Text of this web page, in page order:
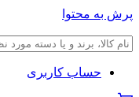
پرش به محتوا
حساب کاربری